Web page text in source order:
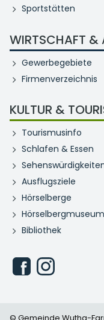
Sportstätten
WIRTSCHAFT &
Gewerbegebiete
Firmenverzeichnis
KULTUR &
Tourismusinfo
Schlafen & Essen
Ausflugsziele
Hörselberge
Hörselbergmuseum
Bibliothek